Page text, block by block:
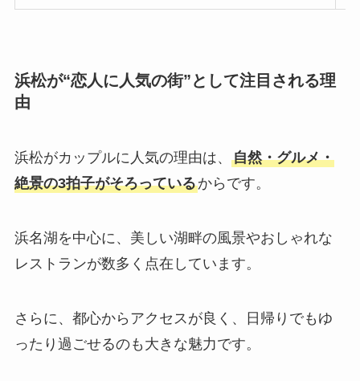
浜松が“恋人に人気の街”として注目される理
由
浜松がカップルに人気の理由は、 自然・グルメ・
絶景の3拍子がそろっているからです。
浜名湖を中心に、美しい湖畔の風景やおしゃれな
レストランが数多く点在しています。
さらに、都心からアクセスが良く、日帰りでもゆ
ったり過ごせるのも大きな魅力です。